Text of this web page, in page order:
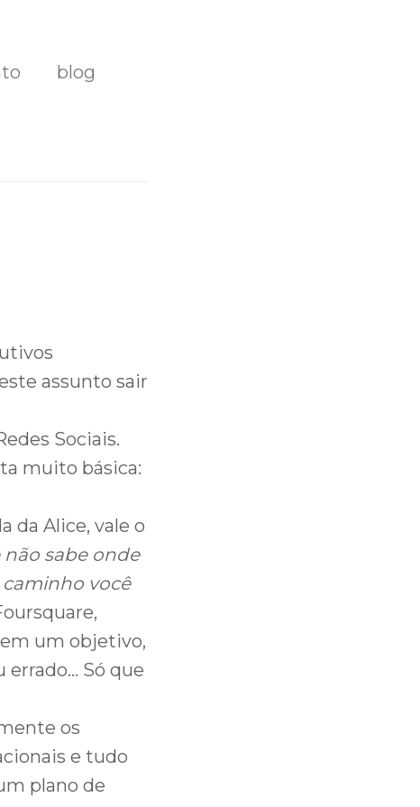
blog
assunto sair
Sociais.
muito básica:
da Alice, vale o
não sabe onde
você
um objetivo,
Só que
os
e tudo
plano de